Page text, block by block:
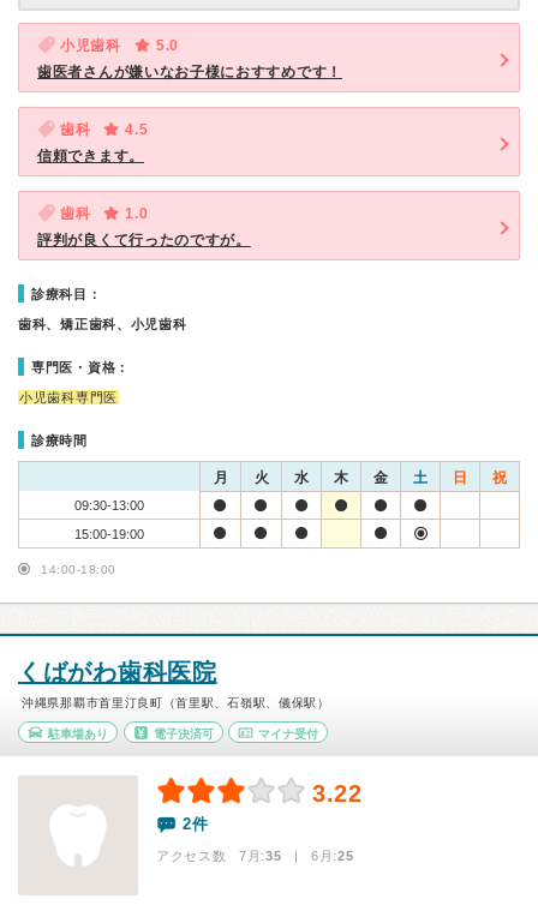
小児歯科
5.0
歯医者さんが嫌いなお子様におすすめです！
歯科
4.5
信頼できます。
歯科
1.0
評判が良くて行ったのですが。
診療科目：
歯科、矯正歯科、小児歯科
専門医・資格：
小児歯科専門医
診療時間
月 火 水 木 金 土 日 祝
09:30-13:00
15:00-19:00
14:00-18:00
くばがわ歯科医院
沖縄県那覇市首里汀良町（首里駅、石嶺駅、儀保駅）
駐車場あり 電子決済可 マイナ受付
3.22
2件
アクセス数 7月:35 | 6月:25